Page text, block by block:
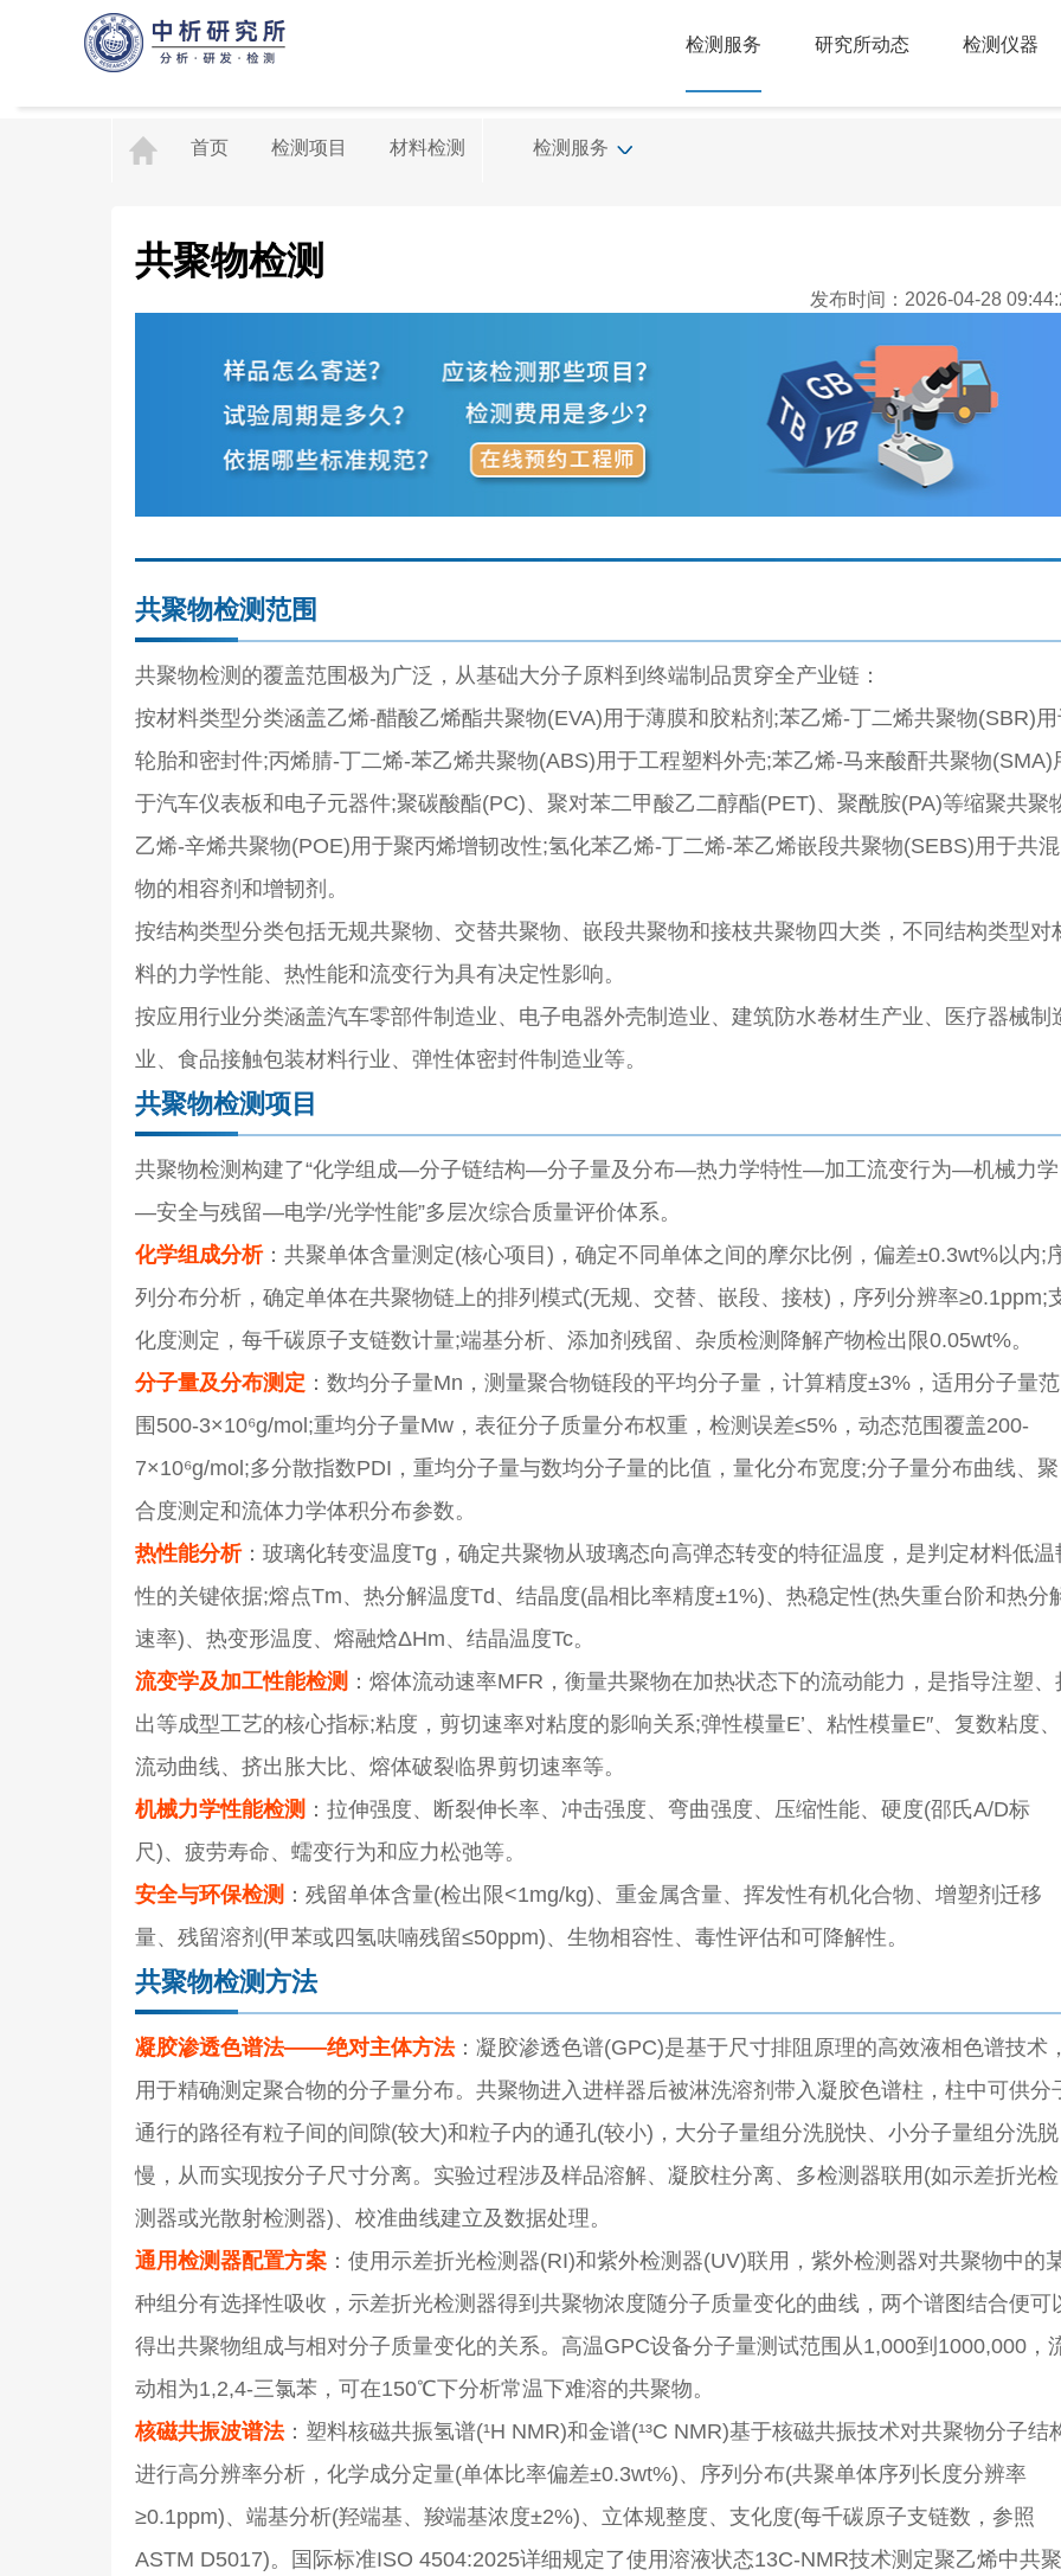
检测服务 研究所动态 检测仪器
首页 检测项目 材料检测 检测服务
共聚物检测
发布时间：2026-04-28
共聚物检测范围
共聚物检测的覆盖范围极为广泛，从基础大分子原料到终端制品贯穿全产业链：
按材料类型分类涵盖乙烯-醋酸乙烯酯共聚物(EVA)用于薄膜和胶粘剂;苯乙烯-丁二烯共聚物(SBR)
轮胎和密封件;丙烯腈-丁二烯-苯乙烯共聚物(ABS)用于工程塑料外壳;苯乙烯-马来酸酐共聚物(SMA)
于汽车仪表板和电子元器件;聚碳酸酯(PC)、聚对苯二甲酸乙二醇酯(PET)、聚酰胺(PA)等缩聚共聚
乙烯-辛烯共聚物(POE)用于聚丙烯增韧改性;氢化苯乙烯-丁二烯-苯乙烯嵌段共聚物(SEBS)用于共混
物的相容剂和增韧剂。
按结构类型分类包括无规共聚物、交替共聚物、嵌段共聚物和接枝共聚物四大类，不同结构类型对
料的力学性能、热性能和流变行为具有决定性影响。
按应用行业分类涵盖汽车零部件制造业、电子电器外壳制造业、建筑防水卷材生产业、医疗器械制
业、食品接触包装材料行业、弹性体密封件制造业等。
共聚物检测项目
共聚物检测构建了“化学组成—分子链结构—分子量及分布—热力学特性—加工流变行为—机械力学
—安全与残留—电学/光学性能”多层次综合质量评价体系。
化学组成分析：共聚单体含量测定(核心项目)，确定不同单体之间的摩尔比例，偏差±0.3wt%以内;
列分布分析，确定单体在共聚物链上的排列模式(无规、交替、嵌段、接枝)，序列分辨率≥0.1ppm;
化度测定，每千碳原子支链数计量;端基分析、添加剂残留、杂质检测降解产物检出限0.05wt%。
分子量及分布测定 ：数均分子量Mn，测量聚合物链段的平均分子量，计算精度±3%，适用分子量范
围500-3×10⁶g/mol;重均分子量Mw，表征分子质量分布权重，检测误差≤5%，动态范围覆盖200-
7×10⁶g/mol;多分散指数PDI，重均分子量与数均分子量的比值，量化分布宽度;分子量分布曲线、聚
合度测定和流体力学体积分布参数。
热性能分析：玻璃化转变温度Tg，确定共聚物从玻璃态向高弹态转变的特征温度，是判定材料低温
性的关键依据;熔点Tm、热分解温度Td、结晶度(晶相比率精度±1%)、热稳定性(热失重台阶和热分
速率)、热变形温度、熔融焓ΔHm、结晶温度Tc。
流变学及加工性能检测 ：熔体流动速率MFR，衡量共聚物在加热状态下的流动能力，是指导注塑、
出等成型工艺的核心指标;粘度，剪切速率对粘度的影响关系;弹性模量E’、粘性模量E″、复数粘度、
流动曲线、挤出胀大比、熔体破裂临界剪切速率等。
机械力学性能检测 ：拉伸强度、断裂伸长率、冲击强度、弯曲强度、压缩性能、硬度(邵氏A/D标
尺)、疲劳寿命、蠕变行为和应力松弛等。
安全与环保检测 ：残留单体含量(检出限<1mg/kg)、重金属含量、挥发性有机化合物、增塑剂迁移
量、残留溶剂(甲苯或四氢呋喃残留≤50ppm)、生物相容性、毒性评估和可降解性。
共聚物检测方法
凝胶渗透色谱法——绝对主体方法：凝胶渗透色谱(GPC)是基于尺寸排阻原理的高效液相色谱技术，
用于精确测定聚合物的分子量分布。共聚物进入进样器后被淋洗溶剂带入凝胶色谱柱，柱中可供分
通行的路径有粒子间的间隙(较大)和粒子内的通孔(较小)，大分子量组分洗脱快、小分子量组分洗脱
慢，从而实现按分子尺寸分离。实验过程涉及样品溶解、凝胶柱分离、多检测器联用(如示差折光检
测器或光散射检测器)、校准曲线建立及数据处理。
通用检测器配置方案 ：使用示差折光检测器(RI)和紫外检测器(UV)联用，紫外检测器对共聚物中的
种组分有选择性吸收，示差折光检测器得到共聚物浓度随分子质量变化的曲线，两个谱图结合便可
得出共聚物组成与相对分子质量变化的关系。高温GPC设备分子量测试范围从1,000到1000,000，
动相为1,2,4-三氯苯，可在150℃下分析常温下难溶的共聚物。
核磁共振波谱法：塑料核磁共振氢谱(¹H NMR)和金谱(¹³C NMR)基于核磁共振技术对共聚物分子结
进行高分辨率分析，化学成分定量(单体比率偏差±0.3wt%)、序列分布(共聚单体序列长度分辨率
≥0.1ppm)、端基分析(羟端基、羧端基浓度±2%)、立体规整度、支化度(每千碳原子支链数，参照
ASTM D5017)。国际标准ISO 4504:2025详细规定了使用溶液状态13C-NMR技术测定聚乙烯中共聚